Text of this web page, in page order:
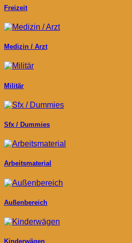
Freizeit
Medizin / Arzt
Militär
Sfx / Dummies
Arbeitsmaterial
Außenbereich
Kinderwägen